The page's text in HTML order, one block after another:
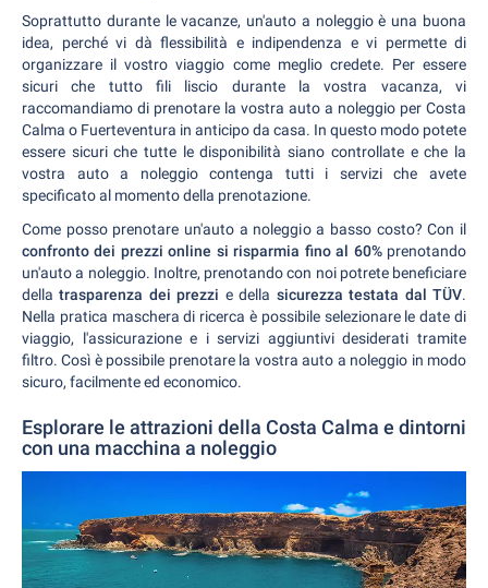
Soprattutto durante le vacanze, un'auto a noleggio è una buona
idea, perché vi dà flessibilità e indipendenza e vi permette di
organizzare il vostro viaggio come meglio credete. Per essere
sicuri che tutto fili liscio durante la vostra vacanza, vi
raccomandiamo di prenotare la vostra auto a noleggio per Costa
Calma o Fuerteventura in anticipo da casa. In questo modo potete
essere sicuri che tutte le disponibilità siano controllate e che la
vostra auto a noleggio contenga tutti i servizi che avete
specificato al momento della prenotazione.
Come posso prenotare un'auto a noleggio a basso costo? Con il
confronto dei prezzi online si risparmia fino al 60% prenotando
un'auto a noleggio. Inoltre, prenotando con noi potrete beneficiare
dellatrasparenza dei prezzi e della sicurezza testata dal TÜV.
Nella pratica maschera di ricerca è possibile selezionare le date di
viaggio, l'assicurazione e i servizi aggiuntivi desiderati tramite
filtro. Così è possibile prenotare la vostra auto a noleggio in modo
sicuro, facilmente ed economico.
Esplorare le attrazioni della Costa Calma e dintorni
con una macchina a noleggio